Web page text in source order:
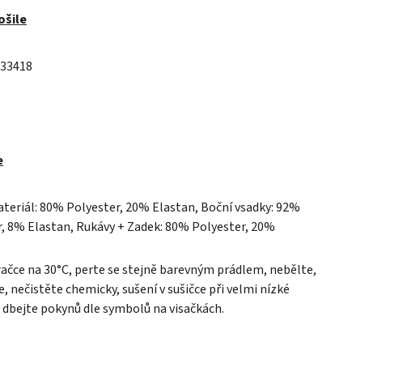
80% Polyester, 20% Elastan, Boční vsadky: 92%
8% Elastan, Rukávy + Zadek: 80% Polyester, 20%
na 30°C, perte se stejně barevným prádlem, nebělte,
nečistěte chemicky, sušení v sušičce při velmi nízké
pokynů dle symbolů na visačkách.